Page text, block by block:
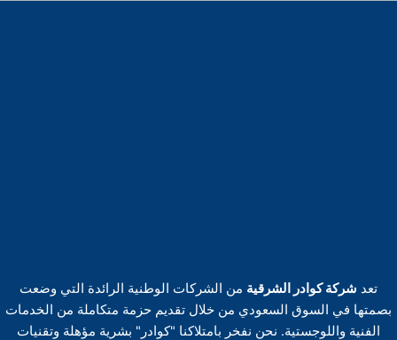
تعد شركة كوادر الشرقية من الشركات الوطنية الرائدة التي وضعت
بصمتها في السوق السعودي من خلال تقديم حزمة متكاملة من الخدمات
الفنية واللوجستية. نحن نفخر بامتلاكنا "كوادر" بشرية مؤهلة وتقنيات